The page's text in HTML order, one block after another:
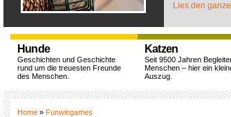
Lies den
Hunde
Geschichten und Geschichte
rund um die treuesten Freunde
des Menschen.
Katzen
Seit 9500 Jahren
Menschen – hier ein
Auszug.
Home » Funwingames